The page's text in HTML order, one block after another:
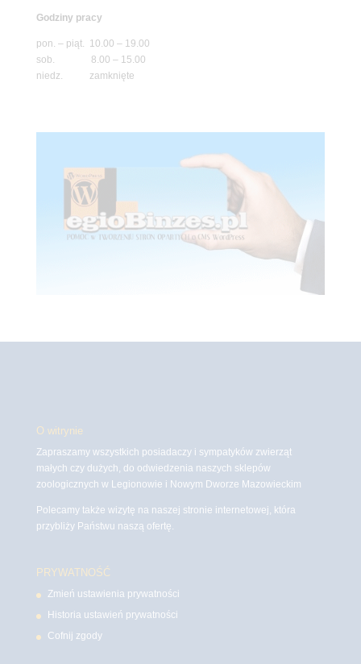
Godziny pracy
pon. – piąt. 10.00 – 19.00
sob. 8.00 – 15.00
niedz. zamknięte
O witrynie
Zapraszamy wszystkich posiadaczy i sympatyków zwierząt
małych czy dużych, do odwiedzenia naszych sklepów
zoologicznych w Legionowie i Nowym Dworze Mazowieckim
Polecamy także wizytę na naszej stronie internetowej, która
przybliży Państwu naszą ofertę.
PRYWATNOŚĆ
Zmień ustawienia prywatności
Historia ustawień prywatności
Cofnij zgody